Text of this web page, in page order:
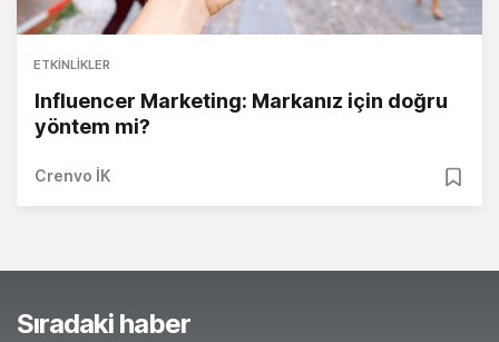
ETKINLIKLER
Influencer Marketing: Markanız için doğru
yöntem mi?
Crenvo İK
Sıradaki haber